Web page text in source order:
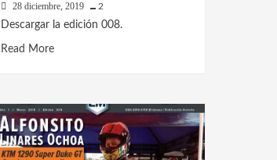
28 diciembre, 2019 2
Descargar la edición 008.
Read MoreRead
Motero
Edición
008